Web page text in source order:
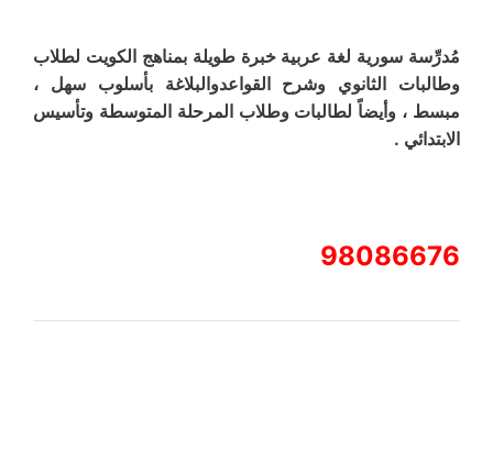
مُدرِّسة سورية لغة عربية خبرة طويلة بمناهج الكويت لطلاب
وطالبات الثانوي وشرح القواعدوالبلاغة بأسلوب سهل ،
مبسط ، وأيضاً لطالبات وطلاب المرحلة المتوسطة وتأسيس
الابتدائي .
98086676